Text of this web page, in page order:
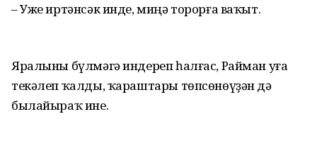
– Уже иртәнсәк инде, миңә торорға ваҡыт.
Яралыны бүлмәгә индереп һалғас, Райман уға
текәлеп ҡалды, ҡараштары төпсөнөүҙән дә
былайыраҡ ине.